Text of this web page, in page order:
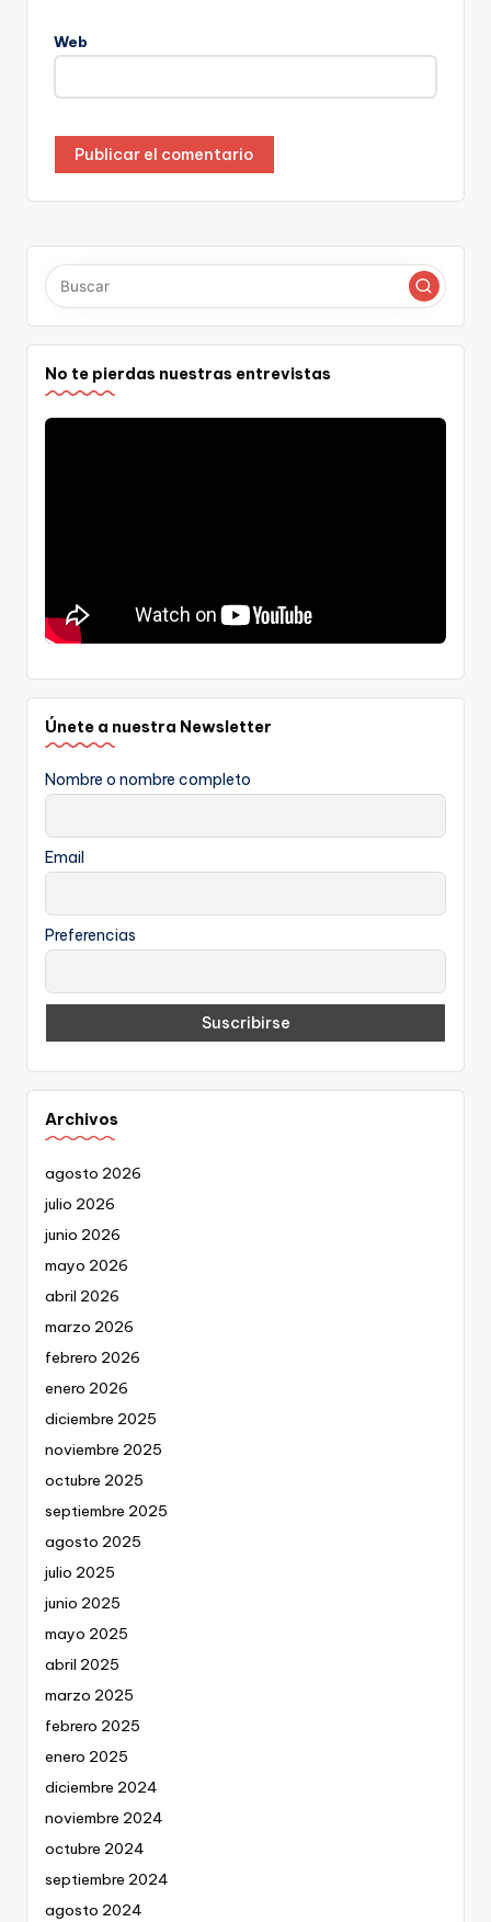
Web
No te pierdas nuestras entrevistas
Únete a nuestra Newsletter
Nombre o nombre completo
Email
Preferencias
Archivos
agosto 2026
julio 2026
junio 2026
mayo 2026
abril 2026
marzo 2026
febrero 2026
enero 2026
diciembre 2025
noviembre 2025
octubre 2025
septiembre 2025
agosto 2025
julio 2025
junio 2025
mayo 2025
abril 2025
marzo 2025
febrero 2025
enero 2025
diciembre 2024
noviembre 2024
octubre 2024
septiembre 2024
agosto 2024